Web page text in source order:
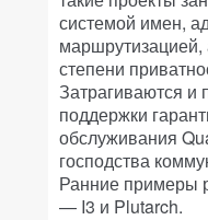
системой имен,
маршрутизацией,
степени
Затрагиваются и
поддержки
обслуживания
господства
Ранние примеры
— I3 и Plutarch.